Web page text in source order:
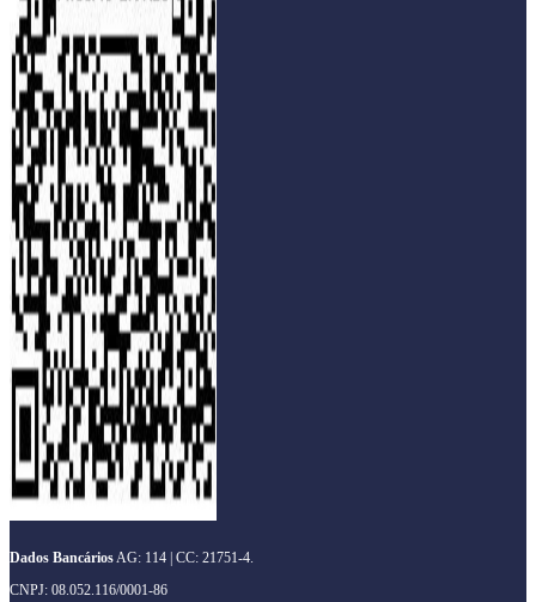
Dados Bancários AG: 114 | CC: 21751-4.
CNPJ: 08.052.116/0001-86